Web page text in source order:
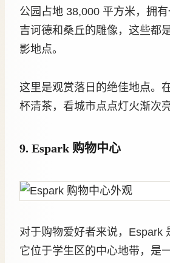
公园占地 38,000 平方米，拥
吉诃德和桑丘的雕像，这些都
影地点。
这里是观赏落日的绝佳地点。
杯清茶，看城市点点灯火渐次亮
9. Espark 购物中心
对于购物爱好者来说，Espark
它位于学生区的中心地带，是